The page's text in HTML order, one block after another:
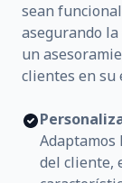
sean
asegurando
un
clientes en su
Adaptamos
del cliente,